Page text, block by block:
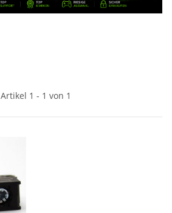
Artikel 1 - 1 von 1